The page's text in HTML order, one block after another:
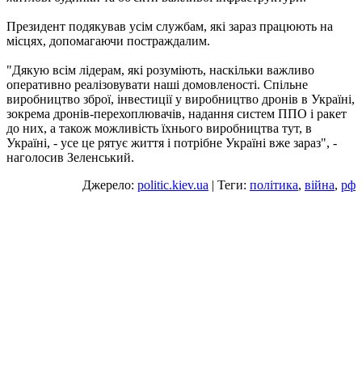
Президент подякував усім службам, які зараз працюють на
місцях, допомагаючи постраждалим.
"Дякую всім лідерам, які розуміють, наскільки важливо
оперативно реалізовувати наші домовленості. Спільне
виробництво зброї, інвестиції у виробництво дронів в Україні,
зокрема дронів-перехоплювачів, надання систем ППО і ракет
до них, а також можливість їхнього виробництва тут, в
Україні, - усе це рятує життя і потрібне Україні вже зараз", -
наголосив Зеленський.
Джерело: politic.kiev.ua | Теги: політика, війна, рф